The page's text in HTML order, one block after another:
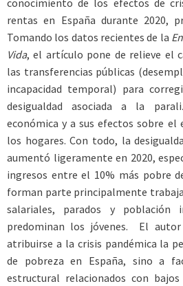
rentas en España durante 2020,
Tomando los datos recientes de la
Vida, el artículo pone de relieve el
las transferencias públicas
incapacidad temporal) para
desigualdad asociada a la
económica y a sus efectos sobre el
los hogares. Con todo, la
aumentó ligeramente en 2020,
ingresos entre el 10% más pobre
forman parte principalmente
salariales, parados y población
predominan los jóvenes. El autor
atribuirse a la crisis pandémica la
de pobreza en España, sino a
estructural relacionados con